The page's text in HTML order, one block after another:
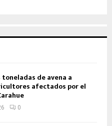
de avena a
afectados por el
0